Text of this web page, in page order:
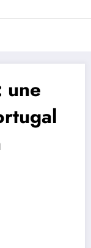
du football
une